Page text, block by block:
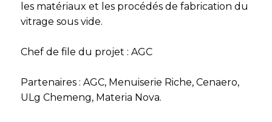
les matériaux et les procédés de fabrication du
vitrage sous vide.
Chef de file du projet : AGC
Partenaires : AGC, Menuiserie Riche, Cenaero,
ULg Chemeng, Materia Nova.